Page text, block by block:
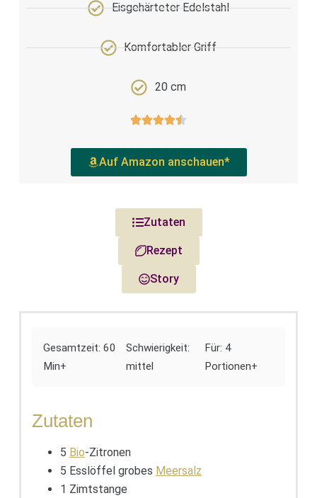
Eisgehärteter Edelstahl
Komfortabler Griff
20 cm
Auf Amazon anschauen*
Zutaten
Rezept
Story
Gesamtzeit: 60
Min+
Schwierigkeit:
mittel
Für: 4
Portionen+
Zutaten
5 Bio-Zitronen
5 Esslöffel grobes Meersalz
1 Zimtstange